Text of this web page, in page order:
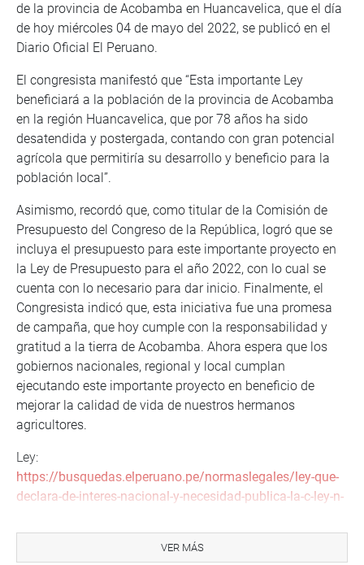
de la provincia de Acobamba en Huancavelica, que el día
de hoy miércoles 04 de mayo del 2022, se publicó en el
Diario Oficial El Peruano.
El congresista manifestó que “Esta importante Ley
beneficiará a la población de la provincia de Acobamba
en la región Huancavelica, que por 78 años ha sido
desatendida y postergada, contando con gran potencial
agrícola que permitiría su desarrollo y beneficio para la
población local”.
Asimismo, recordó que, como titular de la Comisión de
Presupuesto del Congreso de la República, logró que se
incluya el presupuesto para este importante proyecto en
la Ley de Presupuesto para el año 2022, con lo cual se
cuenta con lo necesario para dar inicio. Finalmente, el
Congresista indicó que, esta iniciativa fue una promesa
de campaña, que hoy cumple con la responsabilidad y
gratitud a la tierra de Acobamba. Ahora espera que los
gobiernos nacionales, regional y local cumplan
ejecutando este importante proyecto en beneficio de
mejorar la calidad de vida de nuestros hermanos
agricultores.
Ley:
https://busquedas.elperuano.pe/normaslegales/ley-que-
declara-de-interes-nacional-y-necesidad-publica-la-c-ley-n-
VER MÁS